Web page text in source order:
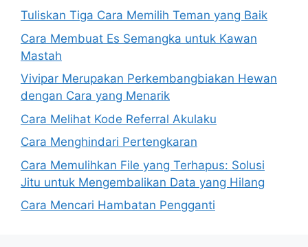
Tuliskan Tiga Cara Memilih Teman yang Baik
Cara Membuat Es Semangka untuk Kawan
Mastah
Vivipar Merupakan Perkembangbiakan Hewan
dengan Cara yang Menarik
Cara Melihat Kode Referral Akulaku
Cara Menghindari Pertengkaran
Cara Memulihkan File yang Terhapus: Solusi
Jitu untuk Mengembalikan Data yang Hilang
Cara Mencari Hambatan Pengganti